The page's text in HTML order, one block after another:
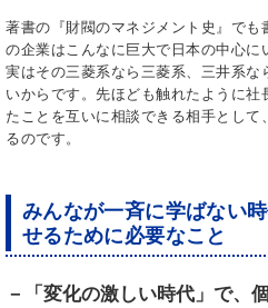
著書の『財閥のマネジメント史』で
の企業はこんなに巨大で日本の中心に
実はその三菱系なら三菱系、三井系な
いからです。先ほども触れたように社
たことを互いに相談できる相手とし
るのです。
みんなが一斉に学ばない
せるために必要なこと
－「変化の激しい時代」で、